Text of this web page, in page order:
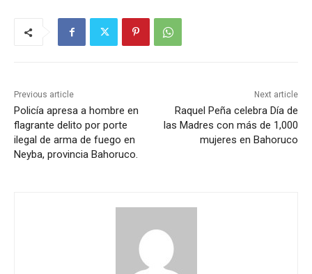
Previous article
Policía apresa a hombre en
flagrante delito por porte
ilegal de arma de fuego en
Neyba, provincia Bahoruco.
Next article
Raquel Peña celebra Día de
las Madres con más de 1,000
mujeres en Bahoruco